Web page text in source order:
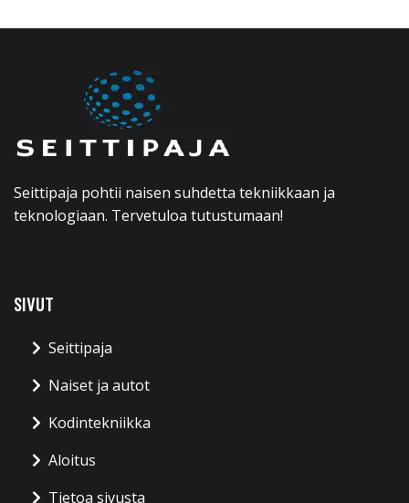
Seittipaja pohtii naisen suhdetta tekniikkaan ja
teknologiaan. Tervetuloa tutustumaan!
SIVUT
Seittipaja
Naiset ja autot
Kodintekniikka
Aloitus
Tietoa sivusta